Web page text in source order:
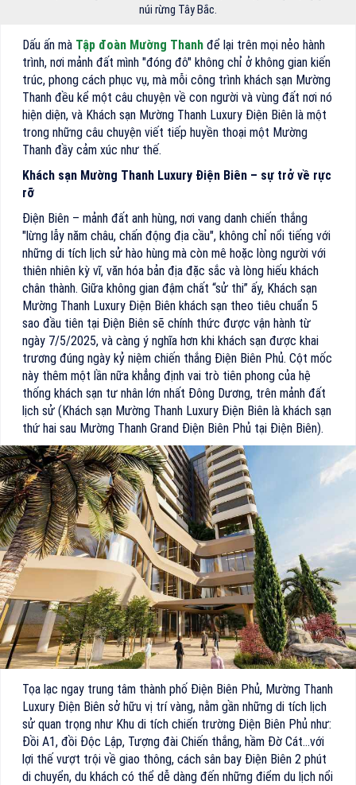
núi rừng Tây Bắc.
Dấu ấn mà Tập đoàn Mường Thanh để lại trên mọi nẻo hành
trình, nơi mảnh đất mình "đóng đô" không chỉ ở không gian kiến
trúc, phong cách phục vụ, mà mỗi công trình khách sạn Mường
Thanh đều kể một câu chuyện về con người và vùng đất nơi nó
hiện diện, và Khách sạn Mường Thanh Luxury Điện Biên là một
trong những câu chuyện viết tiếp huyền thoại một Mường
Thanh đầy cảm xúc như thế.
Khách sạn Mường Thanh Luxury Điện Biên – sự trở về rực
rỡ
Điện Biên – mảnh đất anh hùng, nơi vang danh chiến thắng
"lừng lẫy năm châu, chấn động địa cầu", không chỉ nổi tiếng với
những di tích lịch sử hào hùng mà còn mê hoặc lòng người với
thiên nhiên kỳ vĩ, văn hóa bản địa đặc sắc và lòng hiếu khách
chân thành. Giữa không gian đậm chất “sử thi” ấy, Khách sạn
Mường Thanh Luxury Điện Biên khách sạn theo tiêu chuẩn 5
sao đầu tiên tại Điện Biên sẽ chính thức được vận hành từ
ngày 7/5/2025, và càng ý nghĩa hơn khi khách sạn được khai
trương đúng ngày kỷ niệm chiến thắng Điện Biên Phủ. Cột mốc
này thêm một lần nữa khẳng định vai trò tiên phong của hệ
thống khách sạn tư nhân lớn nhất Đông Dương, trên mảnh đất
lịch sử (Khách sạn Mường Thanh Luxury Điện Biên là khách sạn
thứ hai sau Mường Thanh Grand Điện Biên Phủ tại Điện Biên).
Tọa lạc ngay trung tâm thành phố Điện Biên Phủ, Mường Thanh
Luxury Điện Biên sở hữu vị trí vàng, nằm gần những di tích lịch
sử quan trọng như Khu di tích chiến trường Điện Biên Phủ như:
Đồi A1, đồi Độc Lập, Tượng đài Chiến thắng, hầm Đờ Cát…với
lợi thế vượt trội về giao thông, cách sân bay Điện Biên 2 phút
di chuyển, du khách có thể dễ dàng đến những điểm du lịch nổi